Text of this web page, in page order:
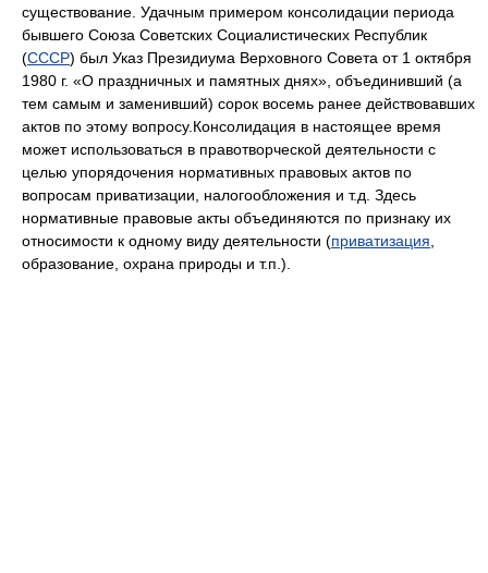
существование. Удачным примером консолидации периода
бывшего Союза Советских Социалистических Республик
(CCCP) был Указ Президиума Верховного Совета от 1 октября
1980 г. «О праздничных и памятных днях», объединивший (а
тем самым и заменивший) сорок восемь ранее действовавших
актов по этому вопросу.Консолидация в настоящее время
может использоваться в правотворческой деятельности с
целью упорядочения нормативных правовых актов по
вопросам приватизации, налогообложения и т.д. Здесь
нормативные правовые акты объединяются по признаку их
относимости к одному виду деятельности (приватизация
образование, охрана природы и т.п.).